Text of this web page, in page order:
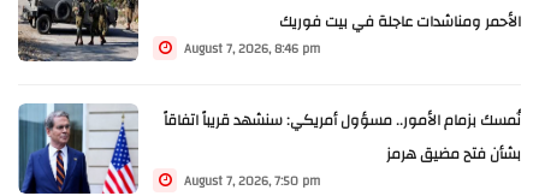
الأحمر ومناشدات عاجلة في بيت فوريك
August 7, 2026, 8:46 pm
نُمسك بزمام الأمور.. مسؤول أمريكي: سنشهد قريباً اتفاقاً
بشأن فتح مضيق هرمز
August 7, 2026, 7:50 pm